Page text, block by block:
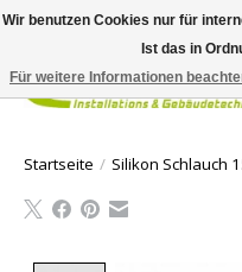
Startseite / Silikon Schlauch
Wir benutzen Cookies nur für
Ist das in
Für weitere Informationen